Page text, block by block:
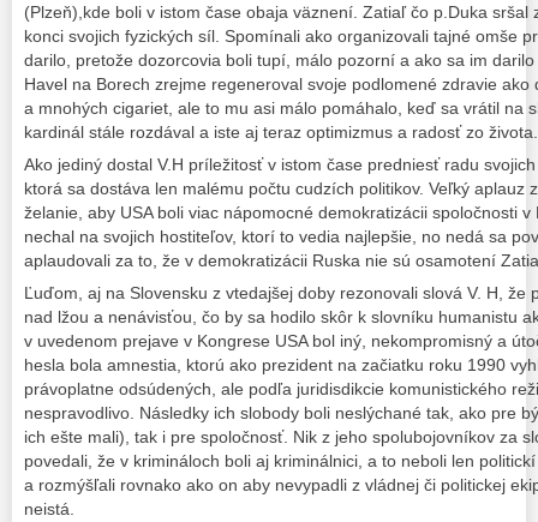
(Plzeň),kde boli v istom čase obaja väznení. Zatiaľ čo p.Duka sršal
konci svojich fyzických síl. Spomínali ako organizovali tajné omše
darilo, pretože dozorcovia boli tupí, málo pozorní a ako sa im
Havel na Borech zrejme regeneroval svoje podlomené zdravie ako
a mnohých cigariet, ale to mu asi málo pomáhalo, keď sa vrátil na
kardinál stále rozdával a iste aj teraz optimizmus a radosť zo života.
Ako jediný dostal V.H príležitosť v istom čase predniesť radu
ktorá sa dostáva len malému počtu cudzích politikov. Veľký aplauz
želanie, aby USA boli viac nápomocné demokratizácii spoločnosti
nechal na svojich hostiteľov, ktorí to vedia najlepšie, no nedá sa
aplaudovali za to, že v demokratizácii Ruska nie sú osamotení
Ľuďom, aj na Slovensku z vtedajšej doby rezonovali slová V. H, že
nad lžou a nenávisťou, čo by sa hodilo skôr k slovníku humanistu
v uvedenom prejave v Kongrese USA bol iný, nekompromisný a
hesla bola amnestia, ktorú ako prezident na začiatku roku 1990
právoplatne odsúdených, ale podľa juridisdikcie komunistického
nespravodlivo. Následky ich slobody boli neslýchané tak, ako pre
ich ešte mali), tak i pre spoločnosť. Nik z jeho spolubojovníkov za
povedali, že v krimináloch boli aj kriminálnici, a to neboli len
a rozmýšľali rovnako ako on aby nevypadli z vládnej či politickej
neistá.